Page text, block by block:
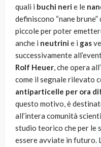
quali i buchi nerie le
definiscono “nane
piccole per poter
anche i neutrinie i gas
successivamente
Rolf Heuer, che opera
come il segnale rilevato
antiparticelle per ora
questo motivo, è
all’intera comunità
studio teorico che per le
essere avviate in futuro.